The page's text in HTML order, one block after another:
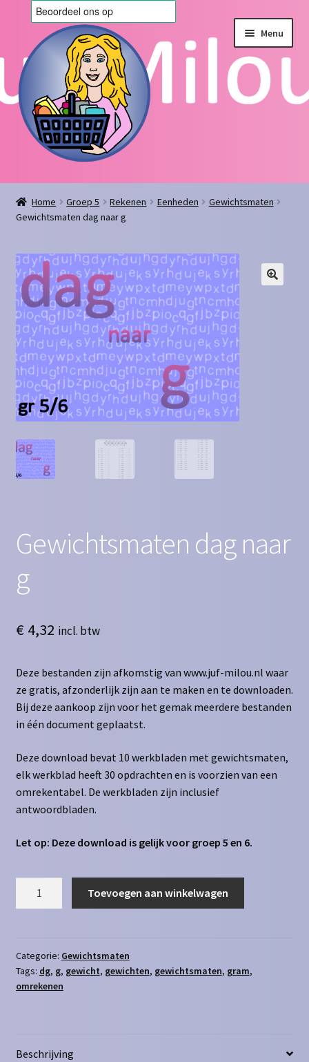
door
naar
navigatie
de
inhoud
Menu
Home
Afrekenen
Algemene voorwaarden
Blog
Contact
Homepagina
Mijn account
Privacy Policy
Winkelmand
Home Groep 5 Rekenen Eenheden
Gewichtsmaten
Gewichtsmaten dag naar g
Gewichtsmaten dag naar
g
€4,32 incl. btw
Deze bestanden zijn afkomstig van www.juf-milou.nl waar
ze gratis, afzonderlijk zijn aan te maken en te downloaden.
Bij deze aankoop zijn voor het gemak meerdere bestanden
in één document geplaatst.
Deze download bevat 10 werkbladen met gewichtsmaten,
elk werkblad heeft 30 opdrachten en is voorzien van een
omrekentabel. De werkbladen zijn inclusief
antwoordbladen.
Let op: Deze download is gelijk voor groep 5 en 6.
aantal
Toevoegen aan winkelwagen
Categorie: Gewichtsmaten
Tags: dg, g, gewicht, gewichten, gewichtsmaten, gram,
omrekenen
Beschrijving